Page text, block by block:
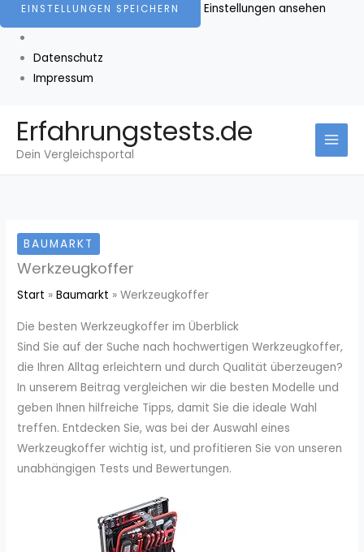
EINSTELLUNGEN SPEICHERN Einstellungen ansehen
Datenschutz
Impressum
Inhalt
springen
Erfahrungstests.de
Dein Vergleichsportal
BAUMARKT
Werkzeugkoffer
Start Baumarkt Werkzeugkoffer
Die besten Werkzeugkoffer im Überblick
Sind Sie auf der Suche nach hochwertigen Werkzeugkoffer,
die Ihren Alltag erleichtern und durch Qualität überzeugen?
In unserem Beitrag vergleichen wir die besten Modelle und
geben Ihnen hilfreiche Tipps, damit Sie die ideale Wahl
treffen. Entdecken Sie, was bei der Auswahl eines
Werkzeugkoffer wichtig ist, und profitieren Sie von unseren
unabhängigen Tests und Bewertungen.